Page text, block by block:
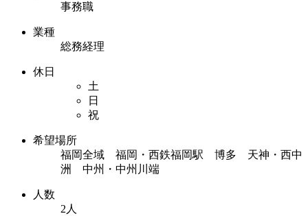
事務職
業種
総務経理
休日
土
日
祝
希望場所
福岡全域 福岡・西鉄福岡駅 博多 天神・西中
洲 中州・中州川端
人数
2人